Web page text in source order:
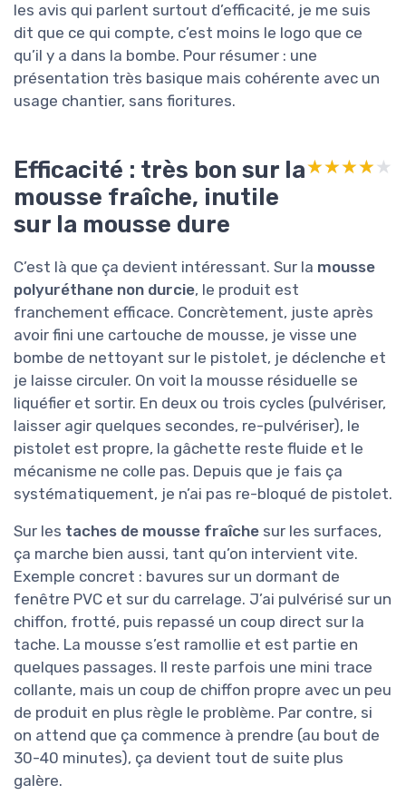
les avis qui parlent surtout d’efficacité, je me suis
dit que ce qui compte, c’est moins le logo que ce
qu’il y a dans la bombe. Pour résumer : une
présentation très basique mais cohérente avec un
usage chantier, sans fioritures.
Efficacité : très bon sur la
mousse fraîche, inutile
sur la mousse dure
★★★★★
★★★★★
C’est là que ça devient intéressant. Sur la mousse
polyuréthane non durcie, le produit est
franchement efficace. Concrètement, juste après
avoir fini une cartouche de mousse, je visse une
bombe de nettoyant sur le pistolet, je déclenche et
je laisse circuler. On voit la mousse résiduelle se
liquéfier et sortir. En deux ou trois cycles (pulvériser,
laisser agir quelques secondes, re-pulvériser), le
pistolet est propre, la gâchette reste fluide et le
mécanisme ne colle pas. Depuis que je fais ça
systématiquement, je n’ai pas re-bloqué de pistolet.
Sur les taches de mousse fraîche sur les surfaces,
ça marche bien aussi, tant qu’on intervient vite.
Exemple concret : bavures sur un dormant de
fenêtre PVC et sur du carrelage. J’ai pulvérisé sur un
chiffon, frotté, puis repassé un coup direct sur la
tache. La mousse s’est ramollie et est partie en
quelques passages. Il reste parfois une mini trace
collante, mais un coup de chiffon propre avec un peu
de produit en plus règle le problème. Par contre, si
on attend que ça commence à prendre (au bout de
30-40 minutes), ça devient tout de suite plus
galère.